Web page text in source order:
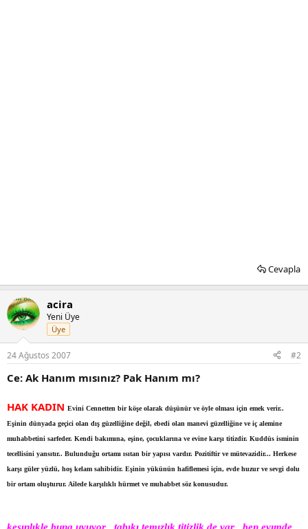
Cevapla
acira
Yeni Üye
Üye
24 Ağustos 2007 #2
Ce: Ak Hanım mısınız? Pak Hanım mı?
HAK KADIN Evini Cennetten bir köşe olarak düşünür ve öyle olması için emek verir..
Eşinin dünyada geçici olan dış güzelliğine değil, ebedi olan manevi güzelliğine ve iç alemine
muhabbetini sarfeder. Kendi bakımına, eşine, çocuklarına ve evine karşı titizdir. Kuddüs isminin
tecellisini yansıtır.. Bulunduğu ortamı ısıtan bir yapısı vardır. Pozitiftir ve mütevazidir... Herkese
karşı güler yüzlü, hoş kelam sahibidir. Eşinin yükünün hafiflemesi için, evde huzur ve sevgi dolu
bir ortam oluşturur. Ailede karşılıklı hürmet ve muhabbet söz konusudur.
kesınlıkle buna uyuyor ..tabıkı temızlık titizlik de var ..ben evımde